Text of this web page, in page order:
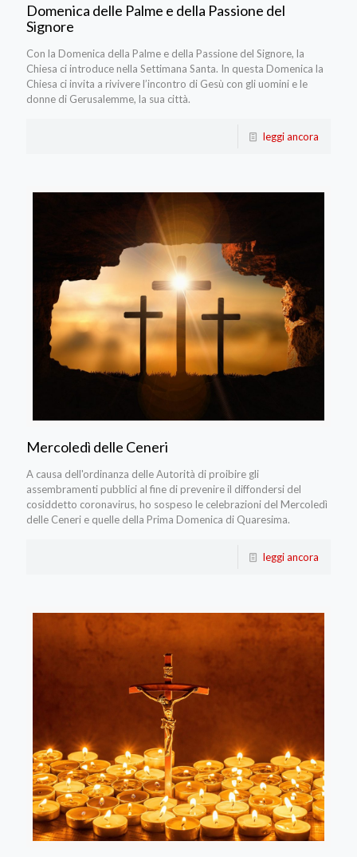
Domenica delle Palme e della Passione del
Signore
Con la Domenica della Palme e della Passione del Signore, la
Chiesa ci introduce nella Settimana Santa. In questa Domenica la
Chiesa ci invita a rivivere l’incontro di Gesù con gli uomini e le
donne di Gerusalemme, la sua città.
leggi ancora
Mercoledì delle Ceneri
A causa dell'ordinanza delle Autorità di proibire gli
assembramenti pubblici al fine di prevenire il diffondersi del
cosiddetto coronavirus, ho sospeso le celebrazioni del Mercoledì
delle Ceneri e quelle della Prima Domenica di Quaresima.
leggi ancora